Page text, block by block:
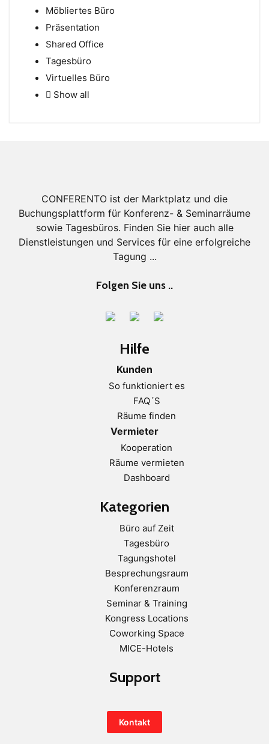
Möbliertes Büro
Präsentation
Shared Office
Tagesbüro
Virtuelles Büro
Show all
CONFERENTO ist der Marktplatz und die
Buchungsplattform für Konferenz- & Seminarräume
sowie Tagesbüros. Finden Sie hier auch alle
Dienstleistungen und Services für eine erfolgreiche
Tagung ...
Folgen Sie uns ..
Hilfe
Kunden
So funktioniert es
FAQ´S
Räume finden
Vermieter
Kooperation
Räume vermieten
Dashboard
Kategorien
Büro auf Zeit
Tagesbüro
Tagungshotel
Besprechungsraum
Konferenzraum
Seminar & Training
Kongress Locations
Coworking Space
MICE-Hotels
Support
Kontakt